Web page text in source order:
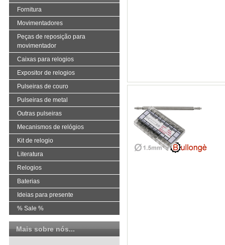
Fornitura
Movimentadores
Peças de reposição para
movimentador
Caixas para relogios
Expositor de relogios
Pulseiras de couro
Pulseiras de metal
Outras pulseiras
Mecanismos de relógios
Kit de relogio
Literatura
Relogios
Baterias
Ideias para presente
% Sale %
Mais sobre nós...